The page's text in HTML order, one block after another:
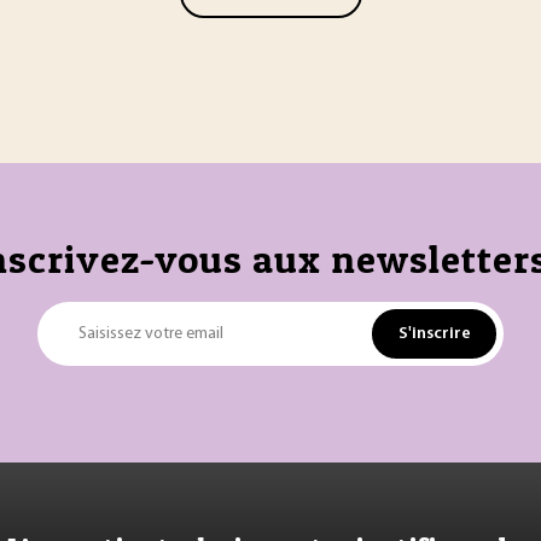
vous aux
Saisissez votre email S'inscrire